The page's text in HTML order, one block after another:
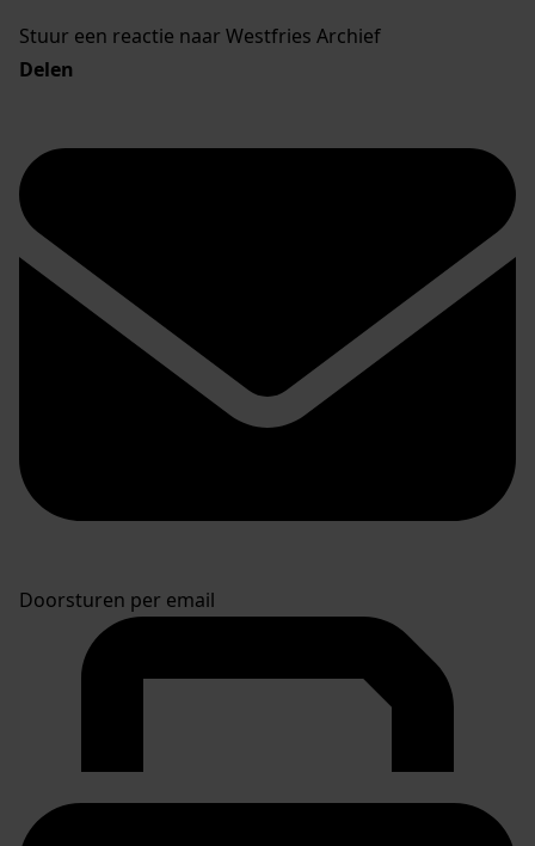
Stuur een reactie naar Westfries Archief
Delen
Doorsturen per email